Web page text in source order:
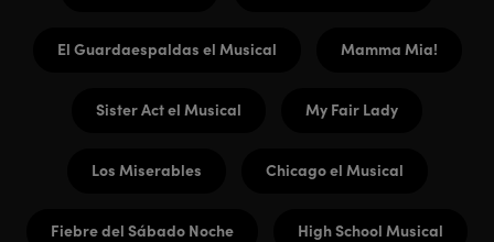
El Guardaespaldas el Musical Mamma Mia!
Sister Act el Musical My Fair Lady
Los Miserables Chicago el Musical
Fiebre del Sábado Noche High School Musical